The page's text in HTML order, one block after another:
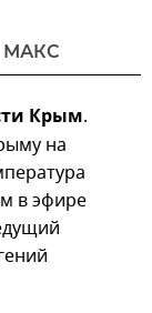
МАКС
Крым.
на
в эфире